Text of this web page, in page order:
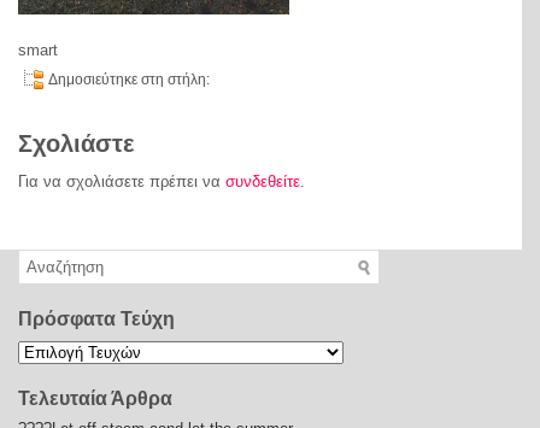
smart
Δημοσιεύτηκε στη στήλη:
Σχολιάστε
Για να σχολιάσετε πρέπει να συνδεθείτε.
Πρόσφατα Τεύχη
Τελευταία Άρθρα